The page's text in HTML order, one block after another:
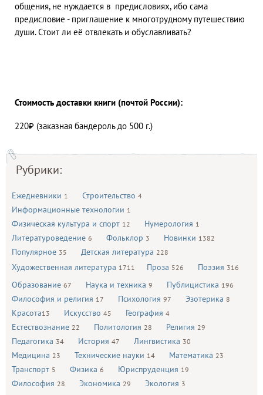
Рубрики:
Ежедневники 1 Строительство 4
Информационные технологии 1
Физическая культура и спорт 12 Нумерология 1
Литературоведение 6 Фольклор 3 Новинки 1382
Популярное 35 Детская литература 228
Художественная литература 1711 Проза 526 Поэзия 316
Образование 67 Наука и техника 9 Публицистика 196
Философия и религия 17 Психология 97 Эзотерика 8
Красота13 Искусство 45 География 4
Естествознание 22 Политология 28 Религия 29
Педагогика 34 История 47 Лингвистика 30
Медицина 23 Технические науки 14 Математика 23
Транспорт 5 Физика 6 Юриспруденция 19
Философия 28 Экономика 29 Экология 3
общения, не нуждается в предисловиях, ибо сама
предисловие - приглашение к многотрудному путешествию
души. Стоит ли её отвлекать и обуславливать?
Стоимость доставки книги (почтой России):
220₽ (заказная бандероль до 500 г.)